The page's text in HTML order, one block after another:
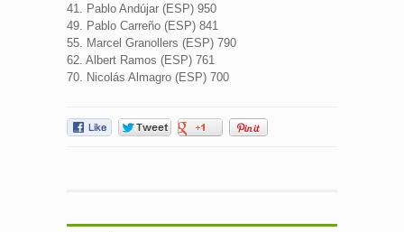
41. Pablo Andújar (ESP) 950
49. Pablo Carreño (ESP) 841
55. Marcel Granollers (ESP) 790
62. Albert Ramos (ESP) 761
70. Nicolás Almagro (ESP) 700